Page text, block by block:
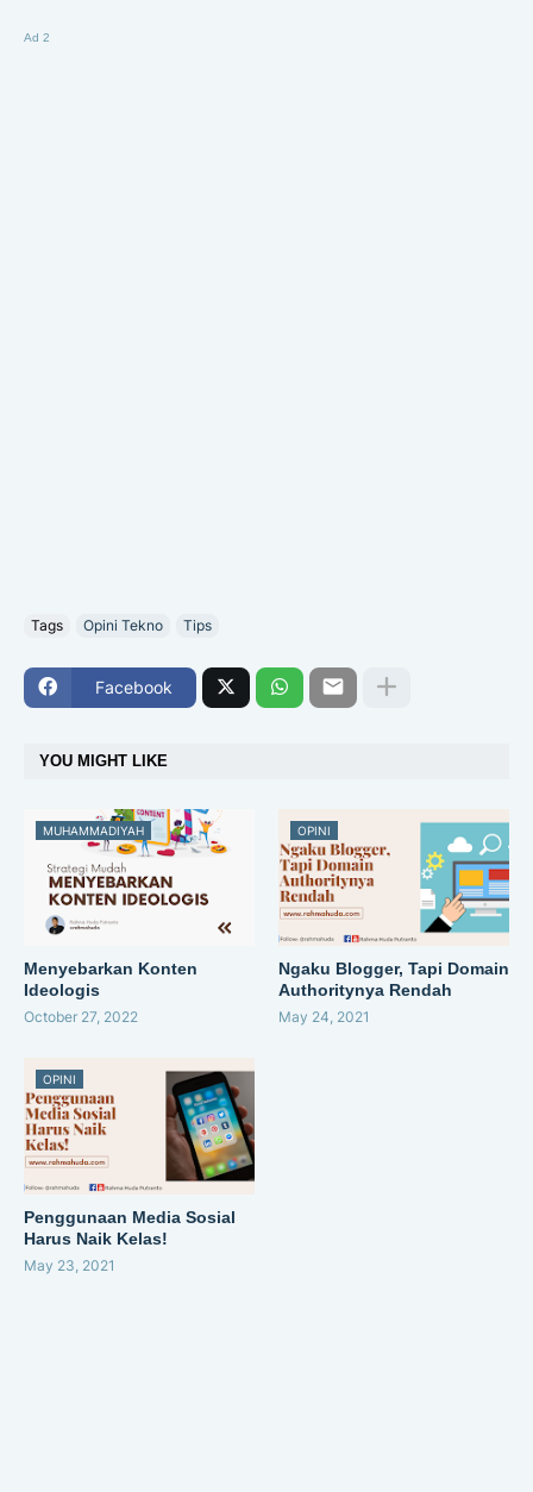
Ad 2
Tags Opini Tekno Tips
Facebook
YOU MIGHT LIKE
MUHAMMADIYAH
Menyebarkan Konten
Ideologis
October 27, 2022
OPINI
Ngaku Blogger, Tapi Domain
Authoritynya Rendah
May 24, 2021
OPINI
Penggunaan Media Sosial
Harus Naik Kelas!
May 23, 2021